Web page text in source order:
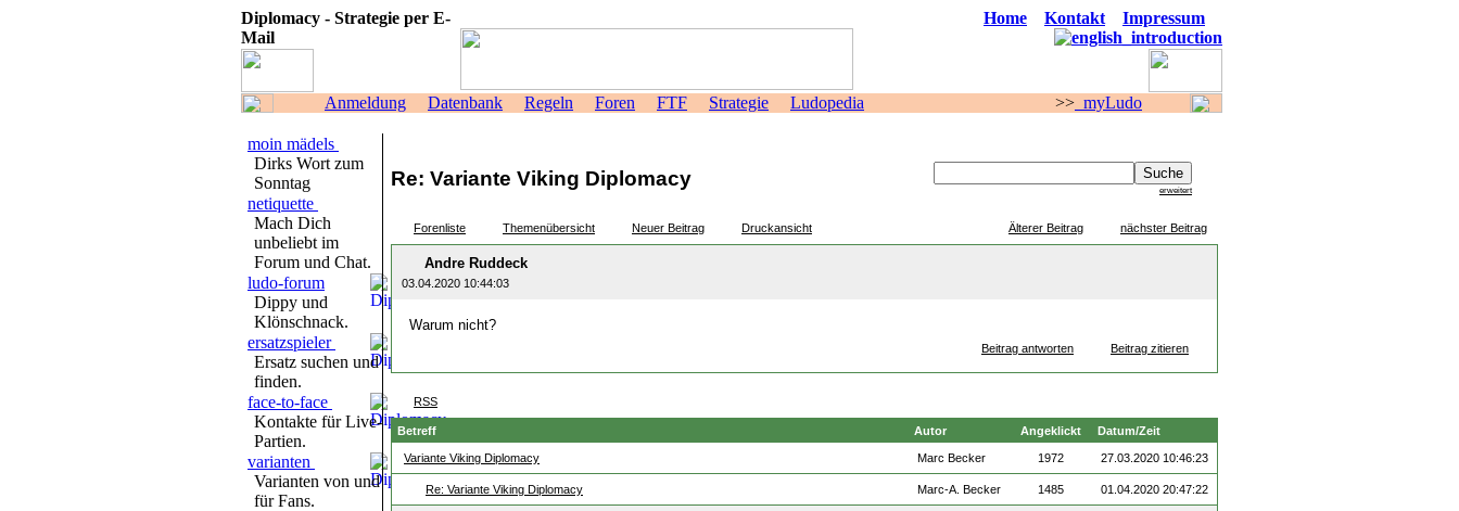
Diplomacy - Strategie per E-
Mail
Home Kontakt Impressum
Anmeldung Datenbank Regeln Foren FTF Strategie Ludopedia >> myLudo
moin mädels
Dirks Wort zum
Sonntag
netiquette
Mach Dich
unbeliebt im
Forum und Chat.
ludo-forum
Dippy und
Klönschnack.
ersatzspieler
Ersatz suchen und
finden.
face-to-face
Kontakte für Live-
Partien.
varianten
Varianten von und
für Fans.
erweitert
Re: Variante Viking Diplomacy
Älterer Beitrag nächster Beitrag
Forenliste Themenübersicht Neuer Beitrag Druckansicht
Andre Ruddeck
03.04.2020 10:44:03
Warum nicht?
Beitrag antworten Beitrag zitieren
RSS
Betreff Autor Angeklickt Datum/Zeit
Variante Viking Diplomacy Marc Becker 1972 27.03.2020 10:46:23
Re: Variante Viking Diplomacy Marc-A. Becker 1485 01.04.2020 20:47:22